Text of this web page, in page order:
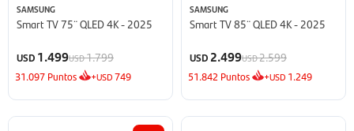
SAMSUNG
Smart TV 75¨ QLED 4K - 2025
USD 1.499USD1.799
31.097 Puntos +USD749
SAMSUNG
Smart TV 85¨ QLED 4K - 2025
USD 2.499USD2.599
51.842 Puntos +USD 1.249